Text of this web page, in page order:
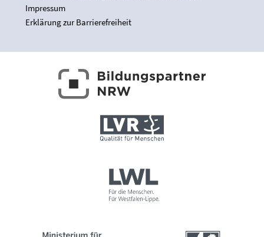
Impressum
Erklärung zur Barrierefreiheit